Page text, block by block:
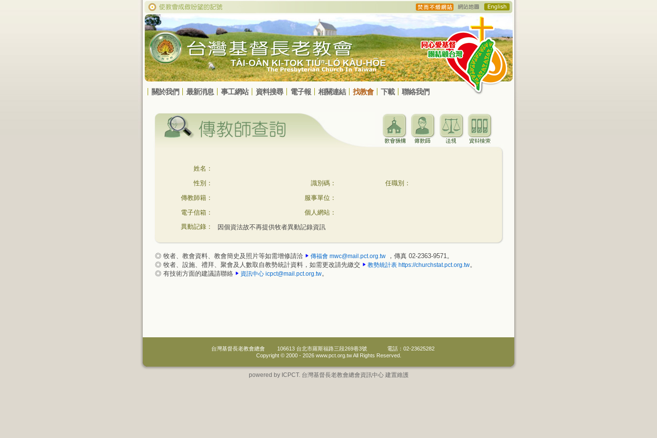
關於我們 最新消息 事工網站 資料搜尋 電子報 相關連結 找教會 下載 聯絡我們
姓名：
性別：
識別碼：
任職別：
傳教師籍：
服事單位：
電子信箱：
個人網站：
異動記錄：
因個資法故不再提供牧者異動記錄資訊
◎ 牧者、教會資料、教會簡史及照片等如需增修請洽 傳福會 mwc@mail.pct.org.tw ，傳真 02-2363-9571。
◎ 牧者、設施、禮拜、聚會及人數取自教勢統計資料，如需更改請先繳交
教勢統計表 https://churchstat.pct.org.tw。
◎ 有技術方面的建議請聯絡
資訊中心 icpct@mail.pct.org.tw。
台灣基督長老教會總會 106613 台北市羅斯福路三段269巷3號
電話：02-23625282
Copyright © 2000 - 2026 www.pct.org.tw All Rights Reserved.
powered by ICPCT. 台灣基督長老教會總會資訊中心 建置維護